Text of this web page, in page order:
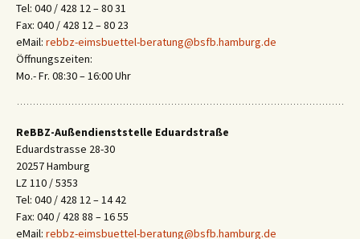
Tel: 040 / 428 12 – 80 31
Fax: 040 / 428 12 – 80 23
eMail: rebbz-eimsbuettel-beratung@bsfb.hamburg.de
Öffnungszeiten:
Mo.- Fr. 08:30 – 16:00 Uhr
ReBBZ-Außendienststelle Eduardstraße
Eduardstrasse 28-30
20257 Hamburg
LZ 110 / 5353
Tel: 040 / 428 12 – 14 42
Fax: 040 / 428 88 – 16 55
eMail: rebbz-eimsbuettel-beratung@bsfb.hamburg.de